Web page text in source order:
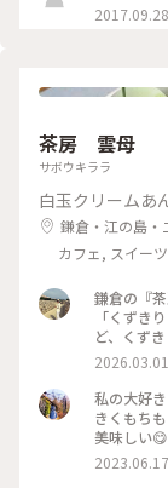
2017.09.28
茶房 雲母
サボウキララ
白玉クリームあ
鎌倉・江の島・
カフェ, スイー
鎌倉の『
「くずき
ど、くず
ます。 1
た。 梅の
30分弱か
んでも食べたいクオ
もちずき
2026.03.01
私の大好
きくもち
美味しい
雲母
2023.06.17